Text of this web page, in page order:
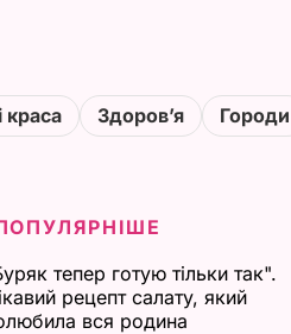
краса Здоровʼя Городи
тепер готую тільки так".
рецепт салату, який
вся родина